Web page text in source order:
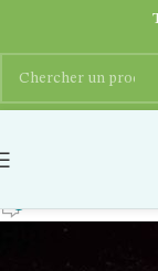
echeveau-